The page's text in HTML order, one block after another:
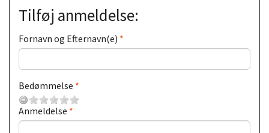
Tilføj anmeldelse:
Fornavn og Efternavn(e)
Bedømmelse
Anmeldelse